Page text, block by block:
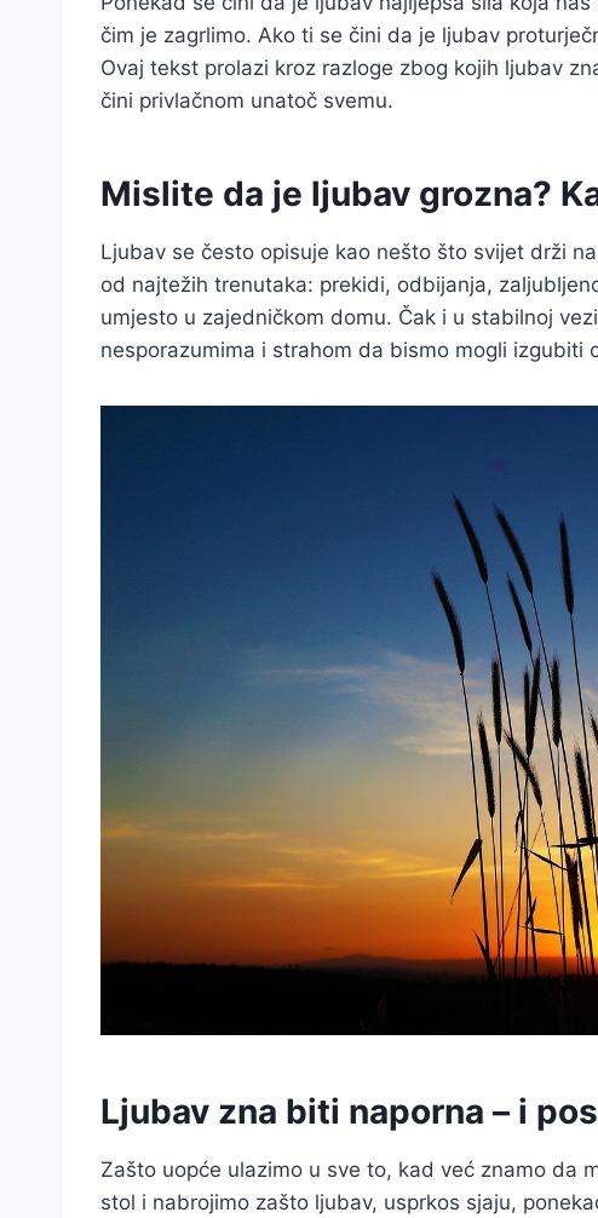
čim je zagrlimo. Ako ti se čini da je ljubav
Ovaj tekst prolazi kroz razloge zbog kojih ljubav
čini privlačnom unatoč svemu.
Mislite da je ljubav grozna?
Ljubav se često opisuje kao nešto što svijet drži
od najtežih trenutaka: prekidi, odbijanja,
umjesto u zajedničkom domu. Čak i u stabilnoj
nesporazumima i strahom da bismo mogli izgubiti
Ljubav zna biti naporna – i
Zašto uopće ulazimo u sve to, kad već znamo da
stol i nabrojimo zašto ljubav, usprkos sjaju,